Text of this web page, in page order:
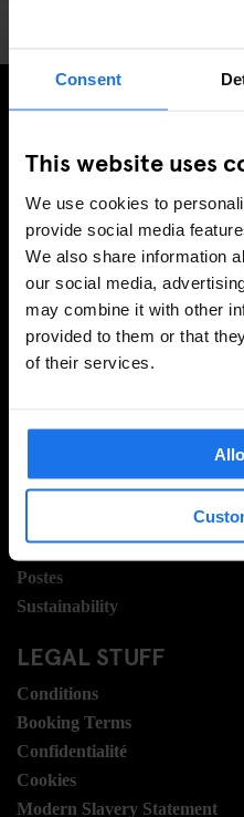
Consent
This website uses
We use cookies to
provide social media
We also share information
our social media,
may combine it with other
provided to them or that
of their services.
RECEVOIR DES OFFRES
S'INSCRIRE
Á propos
FAQ
Hotel Development
Postes
Sustainability
LEGAL STUFF
Conditions
Booking Terms
Confidentialité
Cookies
Modern Slavery Statement